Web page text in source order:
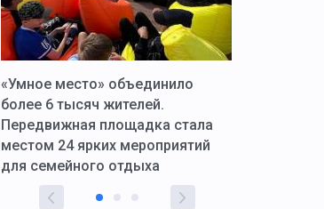
«Умное место» объединило
более 6 тысяч жителей.
Передвижная площадка стала
местом 24 ярких мероприятий
для семейного отдыха